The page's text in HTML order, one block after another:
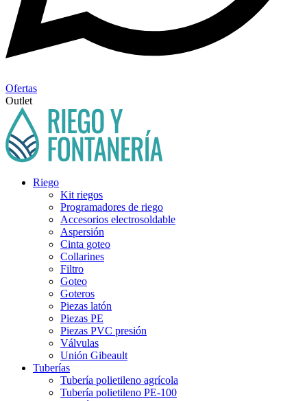
Ofertas
Outlet
Riego
Kit riegos
Programadores de riego
Accesorios electrosoldable
Aspersión
Cinta goteo
Collarines
Filtro
Goteo
Goteros
Piezas latón
Piezas PE
Piezas PVC presión
Válvulas
Unión Gibeault
Tuberías
Tubería polietileno agrícola
Tubería polietileno PE-100